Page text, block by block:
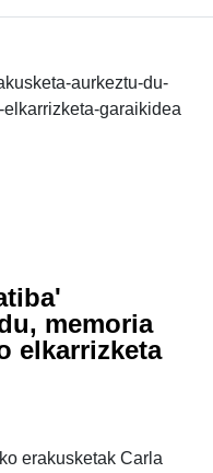
memoria
elkarrizketa
erakusketak Carla